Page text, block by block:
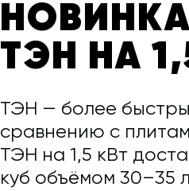
ТЭН НА
ТЭН — более
сравнению с
ТЭН на 1,5 кВт
куб объёмом 30–35